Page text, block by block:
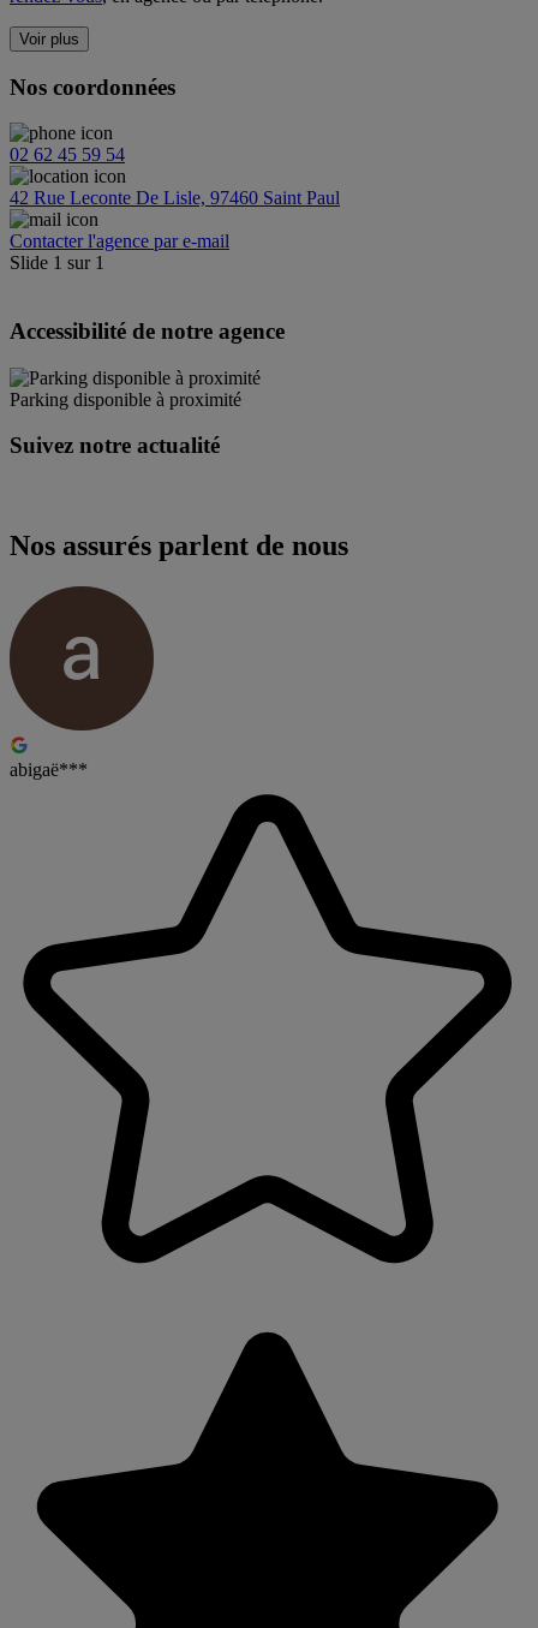
Voir plus
Nos coordonnées
02 62 45 59 54
42 Rue Leconte De Lisle, 97460 Saint Paul
Contacter l'agence par e-mail
Slide 1 sur 1
Accessibilité de notre agence
Parking disponible à proximité
Suivez notre actualité
Nos assurés parlent de nous
abigaë***